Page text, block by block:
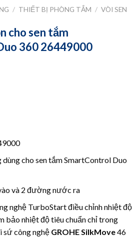
/ THIẾT BỊ PHÒNG TẮM / VÒI SEN
cho sen tắm
360 26449000
cho sen tắm SmartControl Duo
và 2 đường nước ra
nghệ TurboStart điều chỉnh nhiệt độ
bảo nhiệt độ tiêu chuẩn chỉ trong
sứ công nghệ GROHE SilkMove46